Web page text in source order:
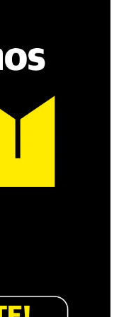
encarnar la
años.